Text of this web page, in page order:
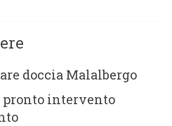
doccia Malalbergo
intervento